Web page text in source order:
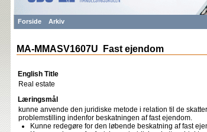
Forside Arkiv
MA-MMASV1607U Fast ejendom
English Title
Real estate
Læringsmål
kunne anvende den juridiske metode i relation til de
problemstilling indenfor beskatningen af fast ejendom.
Kunne redegøre for den løbende beskatning af fast